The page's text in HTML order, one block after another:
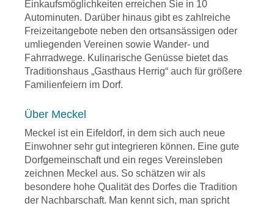
Einkaufsmöglichkeiten erreichen Sie in 10
Autominuten. Darüber hinaus gibt es zahlreiche
Freizeitangebote neben den ortsansässigen oder
umliegenden Vereinen sowie Wander- und
Fahrradwege. Kulinarische Genüsse bietet das
Traditionshaus „Gasthaus Herrig“ auch für größere
Familienfeiern im Dorf.
Über Meckel
Meckel ist ein Eifeldorf, in dem sich auch neue
Einwohner sehr gut integrieren können. Eine gute
Dorfgemeinschaft und ein reges Vereinsleben
zeichnen Meckel aus. So schätzen wir als
besondere hohe Qualität des Dorfes die Tradition
der Nachbarschaft. Man kennt sich, man spricht